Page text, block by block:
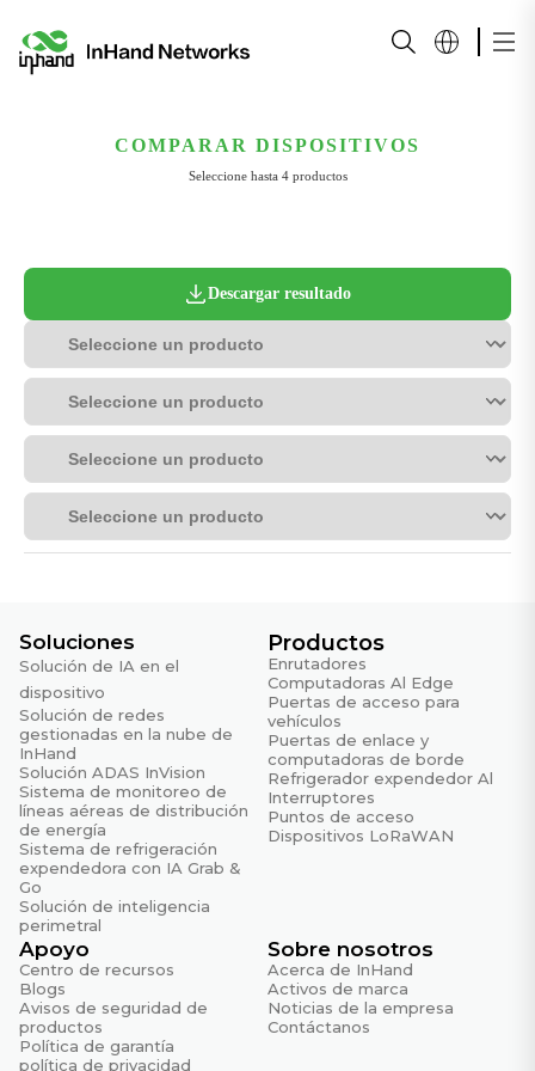
COMPARAR DISPOSITIVOS
Seleccione hasta 4 productos
Descargar resultado
Soluciones
Solución de IA en el
dispositivo
Solución de redes
gestionadas en la nube de
InHand
Solución ADAS InVision
Sistema de monitoreo de
líneas aéreas de distribución
de energía
Sistema de refrigeración
expendedora con IA Grab &
Go
Solución de inteligencia
perimetral
Productos
Enrutadores
Computadoras Al Edge
Puertas de acceso para
vehículos
Puertas de enlace y
computadoras de borde
Refrigerador expendedor Al
Interruptores
Puntos de acceso
Dispositivos LoRaWAN
Apoyo
Centro de recursos
Blogs
Avisos de seguridad de
productos
Política de garantía
política de privacidad
Sobre nosotros
Acerca de InHand
Activos de marca
Noticias de la empresa
Contáctanos